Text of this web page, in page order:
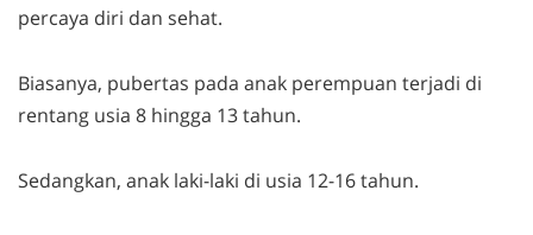
percaya diri dan sehat.
Biasanya, pubertas pada anak perempuan terjadi di
rentang usia 8 hingga 13 tahun.
Sedangkan, anak laki-laki di usia 12-16 tahun.